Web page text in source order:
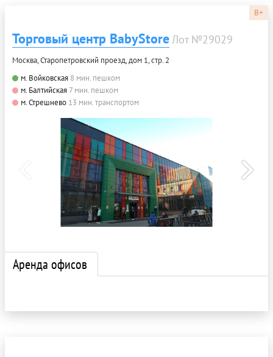
B+
Торговый центр BabyStoreЛот №29029
Москва, Старопетровский проезд, дом 1, стр. 2
м. Войковская 8 мин. пешком
м. Балтийская 7 мин. пешком
м. Стрешнево 13 мин. транспортом
Аренда офисов